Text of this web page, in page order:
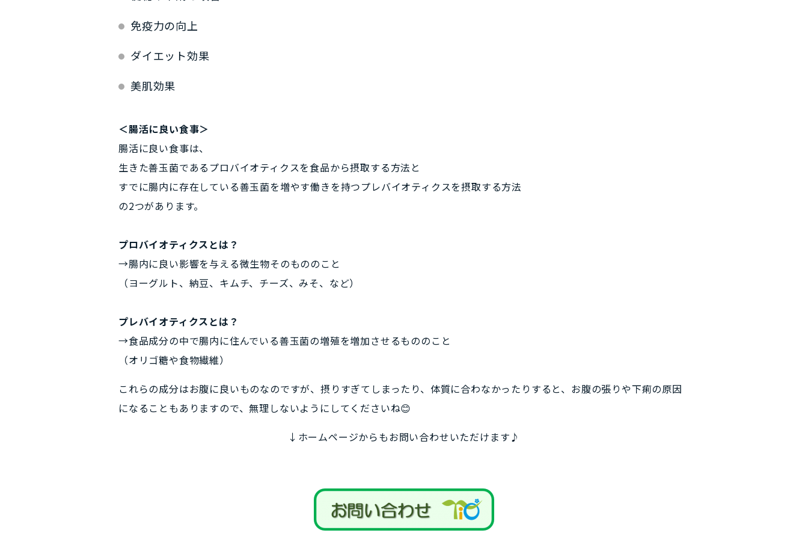
免疫力の向上
ダイエット効果
美肌効果
＜腸活に良い食事＞
腸活に良い食事は、
生きた善玉菌である プロバイオティクスを食品から摂取する方法と
すでに腸内に存在している善玉菌を増やす働きを持つプレバイオティクスを摂取する方法
の2つがあります。
プロバイオティクスとは？
→腸内に良い影響を与える微生物そのもののこと
（ヨーグルト、納豆、キムチ、チーズ、みそ、など）
プレバイオティクスとは？
→食品成分の中で腸内に住んでいる善玉菌の増殖を増加させるもののこと
（オリゴ糖や食物繊維）
これらの成分はお腹に良いものなのですが、 摂りすぎてしまったり、体質に合わなかったりすると、お腹の張りや下痢の原因
になることもありますので、無理しないようにしてくださいね😊
↓ホームページからもお問い合わせいただけます♪